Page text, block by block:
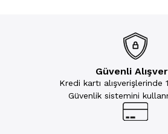
Güvenli
Kredi kartı alışverişlerinde
Güvenlik sistemini